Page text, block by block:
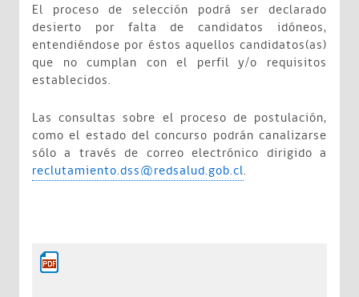
El proceso de selección podrá ser declarado
desierto por falta de candidatos idóneos,
entendiéndose por éstos aquellos candidatos(as)
que no cumplan con el perfil y/o requisitos
establecidos.
Las consultas sobre el proceso de postulación,
como el estado del concurso podrán canalizarse
sólo a través de correo electrónico dirigido a
reclutamiento.dss@redsalud.gob.cl.